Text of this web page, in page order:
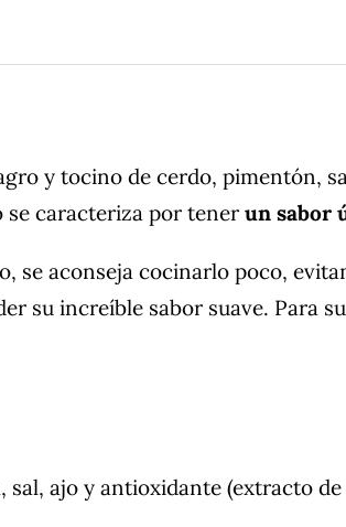
y tocino de cerdo, pimentón,
caracteriza por tener un sabor
se aconseja cocinarlo poco,
su increíble sabor suave. Para
ajo y antioxidante (extracto